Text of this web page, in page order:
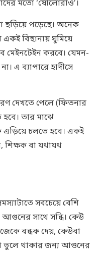
মতো ‘ষোলোরাও’।
ছড়িয়ে পড়েছে। অনেক
একই বিছানায় ঘুমিয়ে
মেইনটেইন করবে। যেমন-
এ ব্যাপারে হাদীসে
দেখতে পেলে (ফিতনার
তার মাঝে
এড়িয়ে চলতে হবে। একই
শিক্ষক বা যথাযথ
সবচেয়ে বেশি
সাথে সন্ধি। কেউ
বন্ধক দেয়, কেউবা
ভুলে থাকার জন্য আগুনের